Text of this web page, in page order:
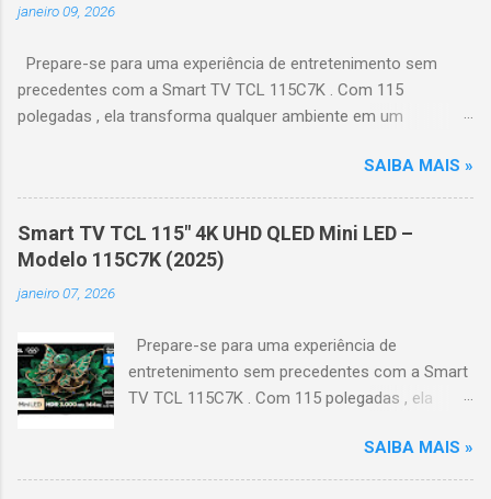
janeiro 09, 2026
Prepare-se para uma experiência de entretenimento sem
precedentes com a Smart TV TCL 115C7K . Com 115
polegadas , ela transforma qualquer ambiente em um
e realistas. 🌟 Destaques do produto Tela QLED Mini LED 115” :
controle de iluminação preciso, brilho intenso e cores
vibrantes. Resolução 4K UHD : detalhes impressionantes e
contraste profundo em cada cena. Processador AiPQ :
desempenho otimizado para imagens e movimentos fluidos.
Taxa de atualização nativa de 144Hz (até 240Hz com DLG) :
imediata. Google TV integrado : interface intuitiva,
recomendações personalizadas e acesso a aplicativos como
YouTube, Netflix, Disney+, Prime Video, HBO Max e muito mais.
navegação. 📐 Design e dimensões Largura: 256,6 cm | Altura:
153,8 cm | Profundidade: 44,5 cm Peso: 99,8 kg (229,3 kg com
SAIBA MAIS »
Smart TV TCL 115" 4K UHD QLED Mini LED –
Modelo 115C7K (2025)
janeiro 07, 2026
Prepare-se para uma experiência de
entretenimento sem precedentes com a Smart
TV TCL 115C7K . Com 115 polegadas , ela
verdadeiro cinema particular, oferecendo
imagens grandiosas e realistas. 🌟 Destaques
SAIBA MAIS »